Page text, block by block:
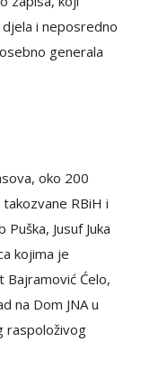
i neposredno
generala
oko 200
RBiH i
Jusuf Juka
kojima je
Bajramović Ćelo,
na Dom JNA u
raspoloživog